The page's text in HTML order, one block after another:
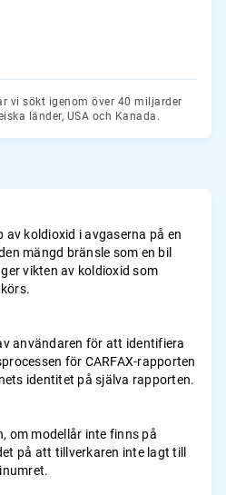
vi sökt igenom över 40 miljarder
länder, USA och Kanada.
koldioxid i avgaserna på en
mängd bränsle som en bil
vikten av koldioxid som
användaren för att identifiera
för CARFAX-rapporten
identitet på själva rapporten.
om modellår inte finns på
på att tillverkaren inte lagt till